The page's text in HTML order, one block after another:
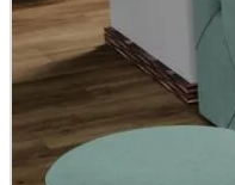
Nu ai niciun produs în coș.
Înapoi la magazin